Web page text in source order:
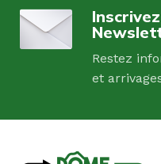
Restez
et